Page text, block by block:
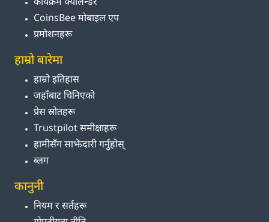
कार्यक्रम क्यालेन्डर
CoinsBee मोबाइल एप
प्रमोशनहरू
हाम्रो बारेमा
हाम्रो इतिहास
जहाँबाट चिनिएको
प्रेस स्रोतहरू
Trustpilot समीक्षाहरू
हामीसँग साझेदारी गर्नुहोस्
ब्लग
कानुनी
नियम र सर्तहरू